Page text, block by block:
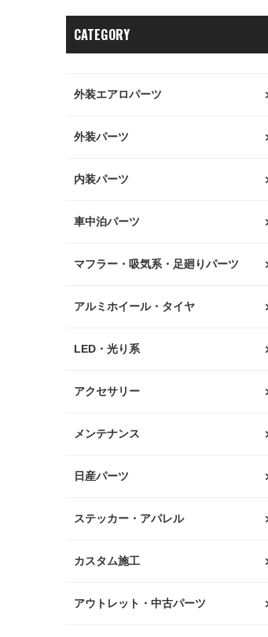
CATEGORY
外装エアロパーツ
外装パーツ
内装パーツ
車中泊パーツ
マフラー・吸気系・足廻りパーツ
アルミホイール・タイヤ
LED・光り系
アクセサリー
メンテナンス
日産パーツ
ステッカー・アパレル
カスタム施工
アウトレット・中古パーツ